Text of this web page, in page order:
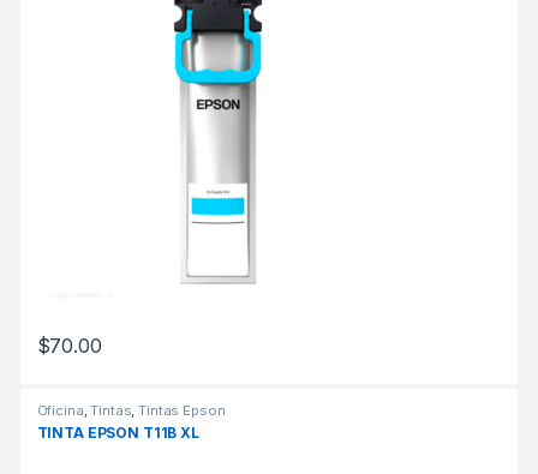
$70.00
Oficina,Tintas,Tintas Epson
TINTA EPSON T11B XL